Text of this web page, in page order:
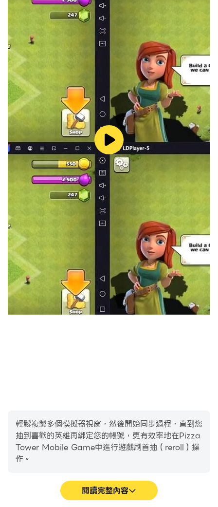
輕鬆複製多個模擬器視窗，然後開始同步過程，直到您
抽到喜歡的英雄再綁定您的帳號，更有效率地在Pizza
Tower Mobile Game中進行遊戲刷首抽（reroll）操
作。
閱讀完整內容